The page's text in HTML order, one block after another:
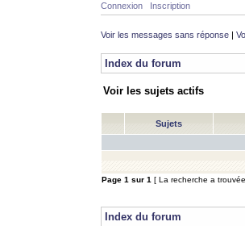
Connexion Inscription
Voir les messages sans réponse |
Index du forum
Voir les sujets actifs
Sujets
Page 1 sur 1 [ La recherche a
Index du forum